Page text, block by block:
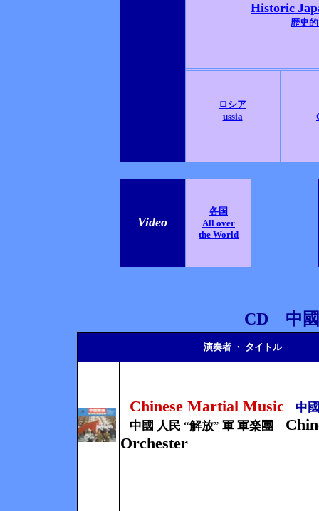
Historic
歴史
ロシア
ussia
Video
各国
All over
the World
CD 中
演奏者 ・ タイトル
Chinese Martial Music
中
中國 人民 “解放” 軍 軍楽團
Orchester